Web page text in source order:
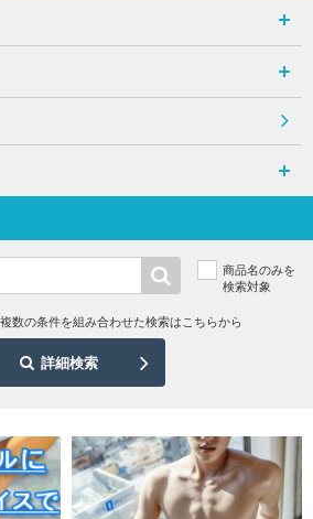
商品名のみを
検索対象
数の条件を組み合わせた検索はこちらから
詳細検索